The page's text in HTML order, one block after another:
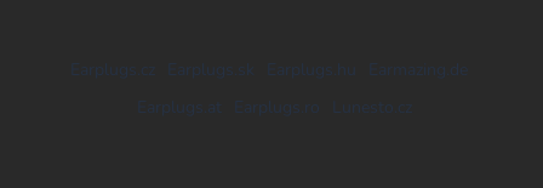
Earplugs.cz Earplugs.sk Earplugs.hu
Earmazing.de
Earplugs.at
Earplugs.ro Lunesto.cz